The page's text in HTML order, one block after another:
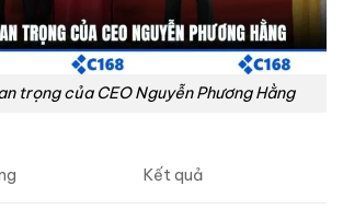
trọng của CEO Nguyễn Phương Hằng
Kết quả